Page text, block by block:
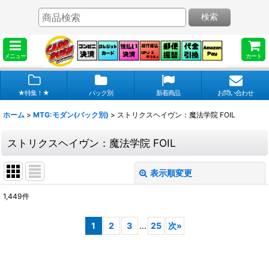
メニュー カート
検索
★特集！★ パック別 新着商品 お問い合わせ
ホーム > MTG:モダン(パック別) > ストリクスヘイヴン：魔法学院 FOIL
ストリクスヘイヴン：魔法学院 FOIL
表示順変更
1,449件
1 2 3 ... 25 次»